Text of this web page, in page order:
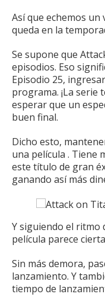
Así que echemos
queda en la
Se supone que
episodios. Eso
Episodio 25,
programa. ¡La serie
esperar que un
buen final.
Dicho esto,
una película . Tiene
este título de gran
ganando así más
Y siguiendo el ritmo
película parece
Sin más demora,
lanzamiento. Y
tiempo de